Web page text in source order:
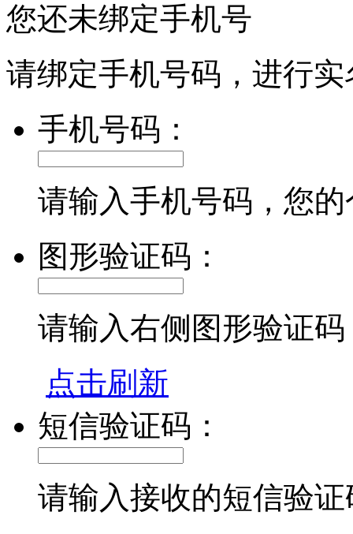
您还未绑定手机号
请绑定手机号码，进行
手机号码：
请输入手机号码，您
图形验证码：
请输入右侧图形验证码
点击刷新
短信验证码：
请输入接收的短信验证